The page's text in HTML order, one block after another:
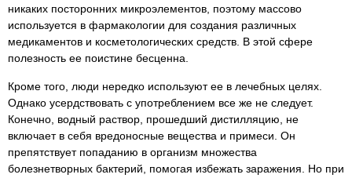
никаких посторонних микроэлементов, поэтому массово
используется в фармакологии для создания различных
медикаментов и косметологических средств. В этой сфере
полезность ее поистине бесценна.
Кроме того, люди нередко используют ее в лечебных целях.
Однако усердствовать с употреблением все же не следует.
Конечно, водный раствор, прошедший дистилляцию, не
включает в себя вредоносные вещества и примеси. Он
препятствует попаданию в организм множества
болезнетворных бактерий, помогая избежать заражения. Но при